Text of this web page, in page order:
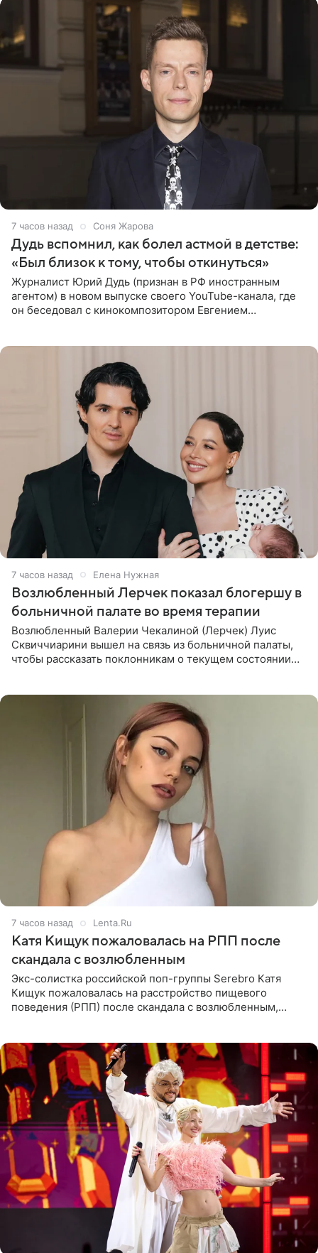
7 часов назад Соня Жарова
Дудь вспомнил, как болел астмой в детстве:
«Был близок к тому, чтобы откинуться»
Журналист Юрий Дудь (признан в РФ иностранным
агентом) в новом выпуске своего YouTube-канала, где
он беседовал с кинокомпозитором Евгением
7 часов назад Елена Нужная
Возлюбленный Лерчек показал блогершу в
больничной палате во время терапии
Возлюбленный Валерии Чекалиной (Лерчек) Луис
Сквиччиарини вышел на связь из больничной палаты,
чтобы рассказать поклонникам о текущем состоянии
7 часов назад Lenta.Ru
Катя Кищук пожаловалась на РПП после
скандала с возлюбленным
Экс-солистка российской поп-группы Serebro Катя
Кищук пожаловалась на расстройство пищевого
поведения (РПП) после скандала с возлюбленным,